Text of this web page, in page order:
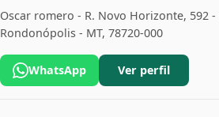
Oscar romero - R. Novo Horizonte, 592
Rondonópolis - MT, 78720-000
WhatsApp Ver perfil